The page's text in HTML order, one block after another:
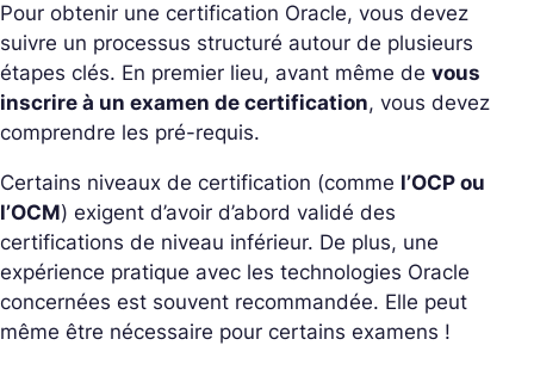
Pour obtenir une certification Oracle, vous devez
suivre un processus structuré autour de plusieurs
étapes clés. En premier lieu, avant même de vous
inscrire à un examen de certification, vous devez
comprendre les pré-requis.
Certains niveaux de certification (comme l’OCP ou
l’OCM) exigent d’avoir d’abord validé des
certifications de niveau inférieur. De plus, une
expérience pratique avec les technologies Oracle
concernées est souvent recommandée. Elle peut
même être nécessaire pour certains examens !